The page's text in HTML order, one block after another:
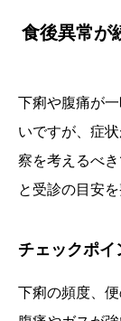
食後異常が
下痢や腹痛が
いですが、症
察を考えるべ
と受診の目安を
チェックポ
下痢の頻度、